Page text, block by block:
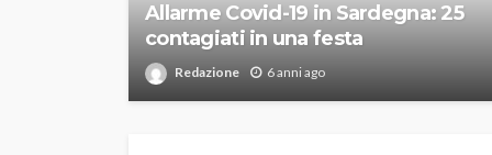
Allarme Covid-19 in Sardegna: 25
contagiati in una festa
Redazione 6 anni ago